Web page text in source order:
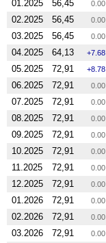
01.2025 56,45 0.00
02.2025 56,45 0.00
03.2025 56,45 0.00
04.2025 64,13 7.68
05.2025 72,91 8.78
06.2025 72,91 0.00
07.2025 72,91 0.00
08.2025 72,91 0.00
09.2025 72,91 0.00
10.2025 72,91 0.00
11.2025 72,91 0.00
12.2025 72,91 0.00
01.2026 72,91 0.00
02.2026 72,91 0.00
03.2026 72,91 0.00